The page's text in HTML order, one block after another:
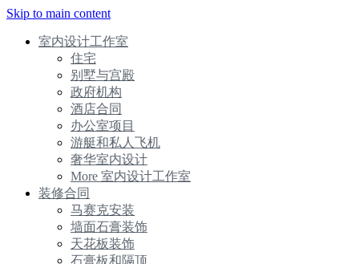
Skip to main content
室内设计工作室
住宅
别墅与宫殿
政府机构
酒店合同
办公室项目
游艇和私人飞机
奢华室内设计
More 室内设计工作室
装修合同
马赛克安装
墙面石膏装饰
天花板装饰
石膏板和隔顶